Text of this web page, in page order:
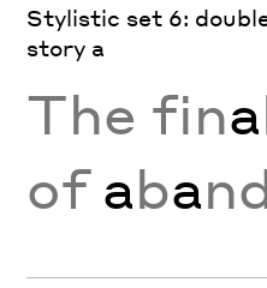
Stylistic set 6:
story a
The fina
ofaba